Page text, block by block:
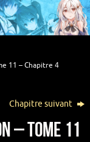
11 – Chapitre 4
Chapitre suivant
– Tome 11